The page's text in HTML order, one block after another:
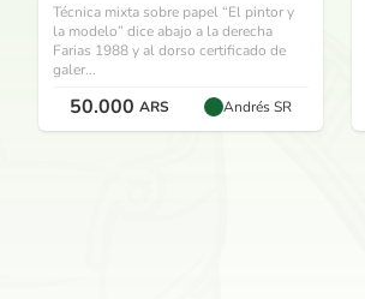
Técnica mixta sobre papel “El pintor y
la modelo” dice abajo a la derecha
Farias 1988 y al dorso certificado de
galer...
50.000 ARS Andrés SR